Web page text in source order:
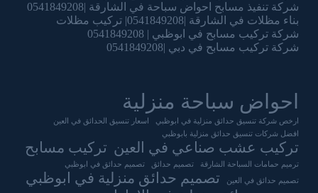
شركة تنفيذ مسابح احواض سباحة في الشارقة |0541849208
بناء مظلات في الشارقة |0541849208| تركيب مظلات
شركة تركيب مسابح في ابوظبي | 0541849208
شركة تركيب مسابح في دبي |0541849208
احواض سباحة منزلية
ارخص شركة تنسيق حدائق منزلية في ابوظبي
اسعار تنسيق الحدائق في العين
افضل شركات تنسيق حدائق منزلية بابوظبي
تركيب عشب صناعي في العين تركيب مسابح
ترميم حمامات السباحة الشارقة تصميم حدائق تصميم حدائق في ابوظبي
تصميم حدائق في العين
تصميم حدائق منزلية في ابوظبي